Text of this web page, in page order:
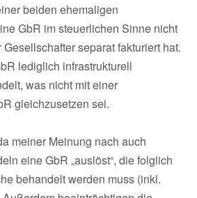
beiden ehemaligen
GbR im steuerlichen Sinne nicht
separat fakturiert hat.
lediglich infrastrukturell
was nicht mit einer
gleichzusetzen sei.
meiner Meinung nach auch
eine GbR „auslöst“, die folglich
behandelt werden muss (inkl.